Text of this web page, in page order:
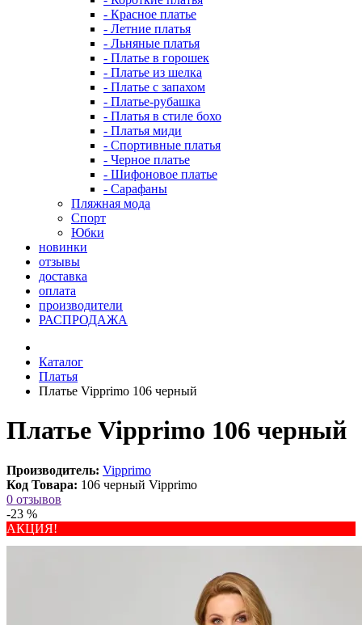
- Красное платье
- Летние платья
- Льняные платья
- Платье в горошек
- Платье из шелка
- Платье с запахом
- Платье-рубашка
- Платья в стиле бохо
- Платья миди
- Спортивные платья
- Черное платье
- Шифоновое платье
- Сарафаны
Пляжная мода
Спорт
Юбки
новинки
отзывы
доставка
оплата
производители
РАСПРОДАЖА
Каталог
Платья
Платье Vipprimо 106 черный
Платье Vipprimо 106 черный
Производитель: Vipprimо
Код Товара: 106 черный Vipprimо
0 отзывов
-23 %
АКЦИЯ!